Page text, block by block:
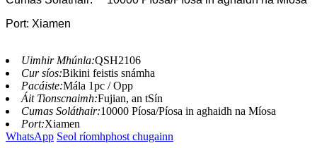
Port: Xiamen
Uimhir Mhúnla:QSH2106
Cur síos:Bikini feistis snámha
Pacáiste:Mála 1pc / Opp
Áit Tionscnaimh:Fujian, an tSín
Cumas Soláthair:10000 Píosa/Píosa in aghaidh na Míosa
Port:Xiamen
WhatsApp Seol ríomhphost chugainn